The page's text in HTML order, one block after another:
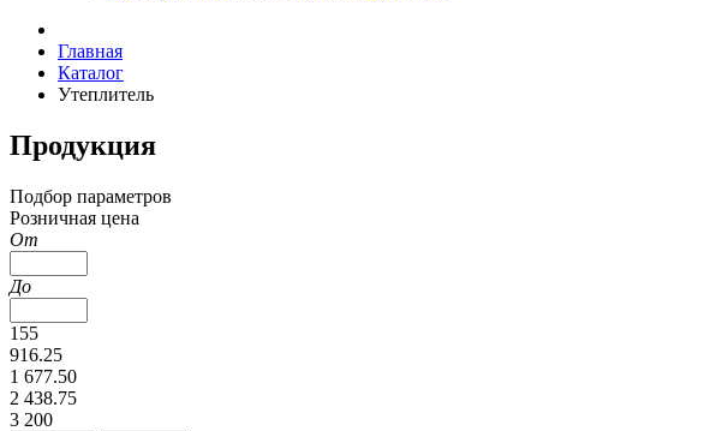
Главная
Каталог
Утеплитель
Продукция
Подбор параметров
Розничная цена
От
До
155
916.25
1 677.50
2 438.75
3 200